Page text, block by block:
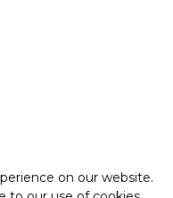
on our website.